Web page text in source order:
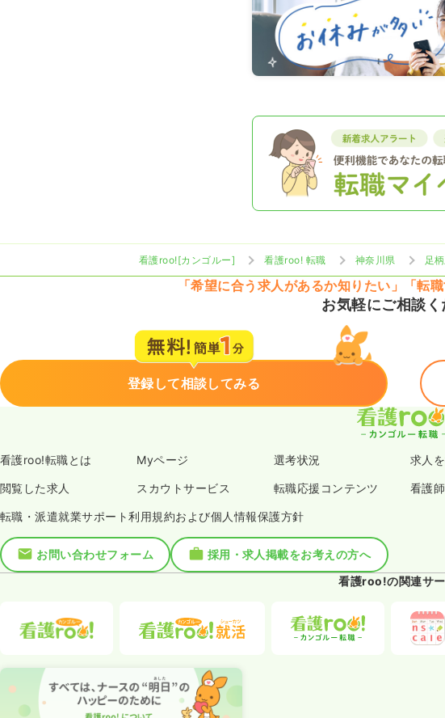
看護roo![カンゴルー] 看護roo! 転職 神奈川県 足
「希望に合う求人があるか知りたい」「転
お気軽にご相談く
登録して相談してみる
看護roo!転職とは Myページ 選考状況 求人
閲覧した求人 スカウトサービス 転職応援コンテンツ 看護
転職・派遣就業サポート利用規約および個人情報保護方針
お問い合わせフォーム
採用・求人掲載をお考えの方へ
看護roo!の関連サ